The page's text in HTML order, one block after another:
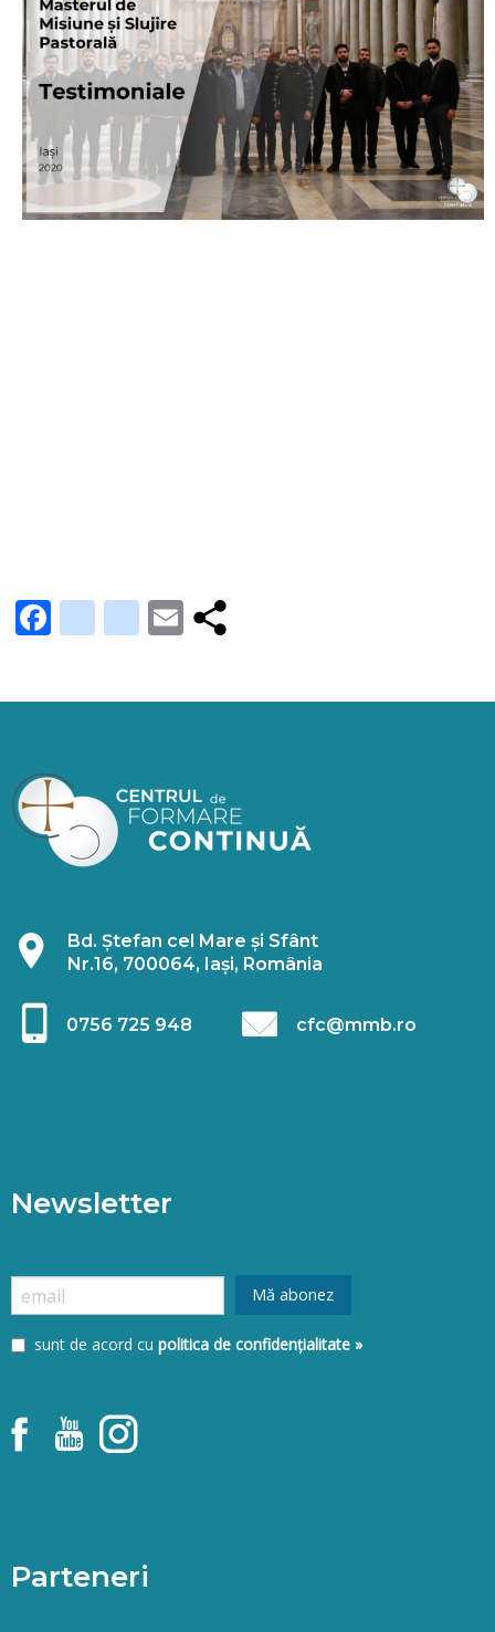
Facebook
youtube_channel
instagram
Email
Bd. Ștefan cel Mare și Sfânt
Nr.16, 700064, Iași, România
0756 725 948 cfc@mmb.ro
Newsletter
sunt de acord cu politica de confidențialitate »
Parteneri